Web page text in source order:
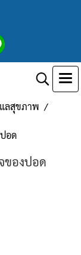
ลสุขภาพ
อด
ของปอด